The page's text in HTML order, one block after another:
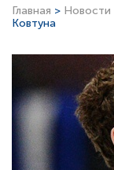
Главная > Новости
Ковтуна